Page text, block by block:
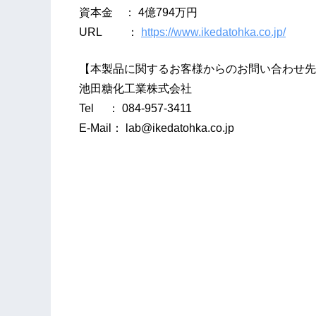
資本金 ： 4億794万円
URL ：
https://www.ikedatohka.co.jp/
【本製品に関するお客様からのお問い合わせ
池田糖化工業株式会社
Tel ： 084-957-3411
E-Mail：
lab@ikedatohka.co.jp